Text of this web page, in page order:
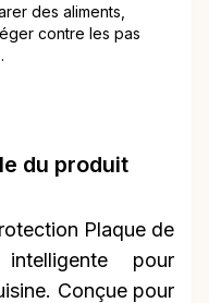
des aliments,
contre les pas
du produit
Plaque de
pour
Conçue pour